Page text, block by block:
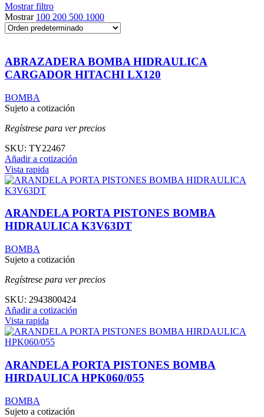
Mostrar filtro
Mostrar 100 200 500 1000
ABRAZADERA BOMBA HIDRAULICA
CARGADOR HITACHI LX120
BOMBA
Sujeto a cotización
Regístrese para ver precios
SKU: TY22467
Añadir a cotización
Vista rapida
ARANDELA PORTA PISTONES BOMBA
HIDRAULICA K3V63DT
BOMBA
Sujeto a cotización
Regístrese para ver precios
SKU: 2943800424
Añadir a cotización
Vista rapida
ARANDELA PORTA PISTONES BOMBA
HIRDAULICA HPK060/055
BOMBA
Sujeto a cotización